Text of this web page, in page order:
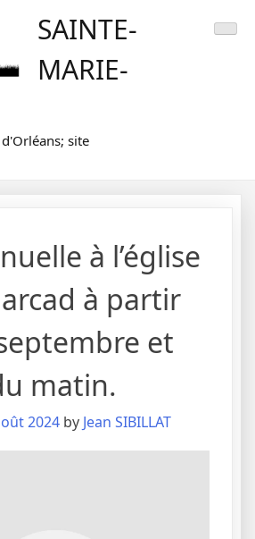
SAINTE-
MARIE-
site
à l’église
à partir
et
matin.
2024 by Jean SIBILLAT